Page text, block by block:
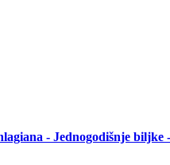
- Jednogodišnje biljke